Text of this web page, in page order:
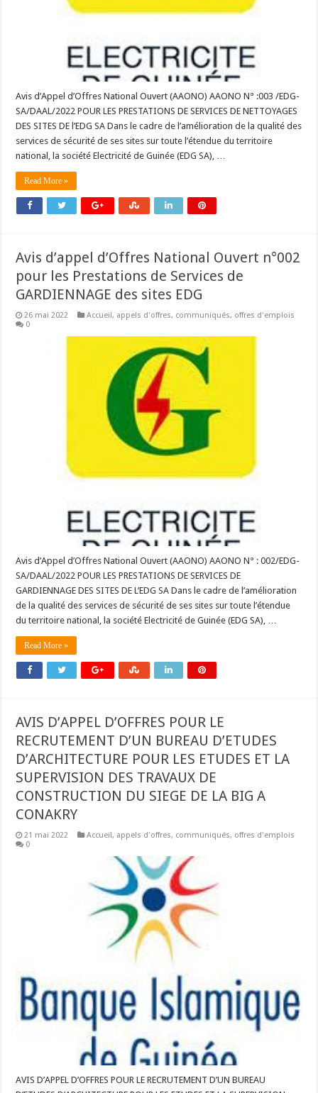
Avis d’Appel d’Offres National Ouvert (AAONO) AAONO N° :003 /EDG-
SA/DAAL/2022 POUR LES PRESTATIONS DE SERVICES DE NETTOYAGES
DES SITES DE l’EDG SA Dans le cadre de l’amélioration de la qualité des
services de sécurité de ses sites sur toute l’étendue du territoire
national, la société Electricité de Guinée (EDG SA), …
Read More »
Avis d’appel d’Offres National Ouvert n°002
pour les Prestations de Services de
GARDIENNAGE des sites EDG
26 mai 2022 Accueil, appels d'offres, communiqués, offres d'emplois
0
Avis d’Appel d’Offres National Ouvert (AAONO) AAONO N° : 002/EDG-
SA/DAAL/2022 POUR LES PRESTATIONS DE SERVICES DE
GARDIENNAGE DES SITES DE L’EDG SA Dans le cadre de l’amélioration
de la qualité des services de sécurité de ses sites sur toute l’étendue
du territoire national, la société Electricité de Guinée (EDG SA), …
Read More »
AVIS D’APPEL D’OFFRES POUR LE
RECRUTEMENT D’UN BUREAU D’ETUDES
D’ARCHITECTURE POUR LES ETUDES ET LA
SUPERVISION DES TRAVAUX DE
CONSTRUCTION DU SIEGE DE LA BIG A
CONAKRY
21 mai 2022 Accueil, appels d'offres, communiqués, offres d'emplois
0
AVIS D’APPEL D’OFFRES POUR LE RECRUTEMENT D’UN BUREAU